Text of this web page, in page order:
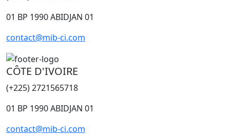
01 BP 1990 ABIDJAN 01
contact@mib-ci.com
CÔTE D'IVOIRE
(+225) 2721565718
01 BP 1990 ABIDJAN 01
contact@mib-ci.com